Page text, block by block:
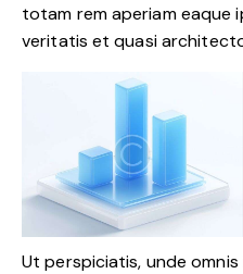
totam rem aperiam eaque
veritatis et quasi
Ut perspiciatis, unde